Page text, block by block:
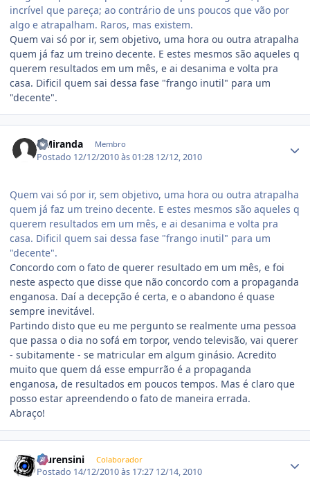
incrível que pareça; ao contrário de uns poucos que vão por
algo e atrapalham. Raros, mas existem.
Quem vai só por ir, sem objetivo, uma hora ou outra atrapalha
quem já faz um treino decente. E estes mesmos são aqueles q
querem resultados em um mês, e ai desanima e volta pra
casa. Dificil quem sai dessa fase "frango inutil" para um
"decente".
DMiranda Membro
Postado 12/12/2010 às 01:28 12/12, 2010
Quem vai só por ir, sem objetivo, uma hora ou outra atrapalha
quem já faz um treino decente. E estes mesmos são aqueles q
querem resultados em um mês, e ai desanima e volta pra
casa. Dificil quem sai dessa fase "frango inutil" para um
"decente".
Concordo com o fato de querer resultado em um mês, e foi
neste aspecto que disse que não concordo com a propaganda
enganosa. Daí a decepção é certa, e o abandono é quase
sempre inevitável.
Partindo disto que eu me pergunto se realmente uma pessoa
que passa o dia no sofá em torpor, vendo televisão, vai querer
- subitamente - se matricular em algum ginásio. Acredito
muito que quem dá esse empurrão é a propaganda
enganosa, de resultados em poucos tempos. Mas é claro que
posso estar apreendendo o fato de maneira errada.
Abraço!
lourensini Colaborador
Postado 14/12/2010 às 17:27 12/14, 2010